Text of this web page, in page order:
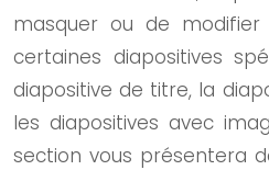
masquer ou de
certaines diapositives
diapositive de titre, la
les diapositives avec
section vous présentera